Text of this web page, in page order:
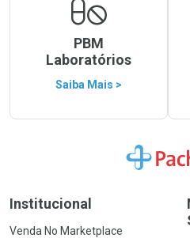
PBM
Laboratórios
Saiba Mais >
Ir para a
Institucional
Venda No Marketplace